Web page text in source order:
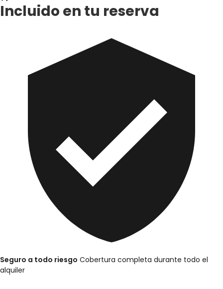
Incluido en tu reserva
Seguro a todo riesgo Cobertura completa durante todo el
alquiler